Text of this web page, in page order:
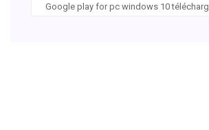
Google play for pc windows 10